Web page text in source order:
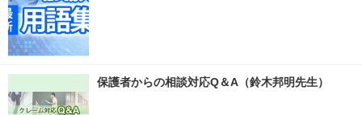
保護者からの相談対応Q＆A（鈴木邦明先生）